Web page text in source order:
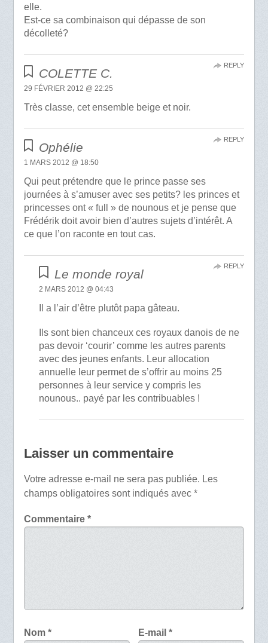
elle.
Est-ce sa combinaison qui dépasse de son
décolleté?
COLETTE C.
29 FÉVRIER 2012 @ 22:25
Très classe, cet ensemble beige et noir.
REPLY
Ophélie
1 MARS 2012 @ 18:50
Qui peut prétendre que le prince passe ses
journées à s’amuser avec ses petits? les princes et
princesses ont « full » de nounous et je pense que
Frédérik doit avoir bien d’autres sujets d’intérêt. A
ce que l’on raconte en tout cas.
REPLY
Le monde royal
2 MARS 2012 @ 04:43
Il a l’air d’être plutôt papa gâteau.
Ils sont bien chanceux ces royaux danois de ne
pas devoir ‘courir’ comme les autres parents
avec des jeunes enfants. Leur allocation
annuelle leur permet de s’offrir au moins 25
personnes à leur service y compris les
nounous.. payé par les contribuables !
REPLY
Laisser un commentaire
Votre adresse e-mail ne sera pas publiée. Les
champs obligatoires sont indiqués avec *
Commentaire *
Nom * E-mail*